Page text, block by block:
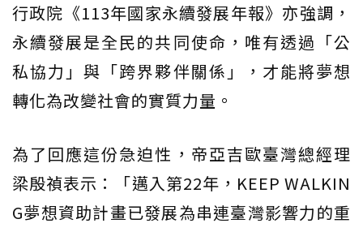
行政院《113年國家永續發展年報》亦強調，
永續發展是全民的共同使命，唯有透過「公
私協力」與「跨界夥伴關係」，才能將夢想
轉化為改變社會的實質力量。
為了回應這份急迫性，帝亞吉歐臺灣總經理
梁殷禎表示：「邁入第22年，KEEP WALKIN
G夢想資助計畫已發展為串連臺灣影響力的重